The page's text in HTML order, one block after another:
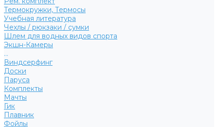
Термокружки, Термосы
Учебная литература
Чехлы / рюкзаки / сумки
Шлем для водных видов спорта
Экшн-Камеры
...
Виндсерфинг
Доски
Паруса
Комплекты
Мачты
Гик
Плавник
Фойлы